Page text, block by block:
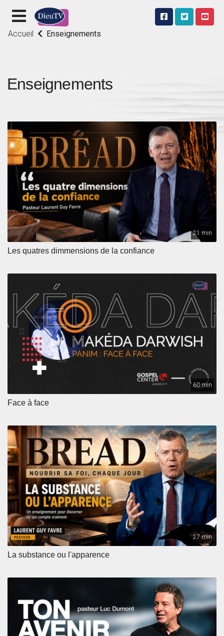
Accueil Enseignements
Enseignements
21 min
Les quatres dimmensions de la confiance
60 min
Face à face
27 min
La substance ou l'apparence